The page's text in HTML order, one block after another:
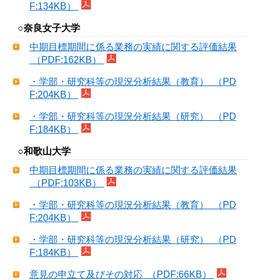
F:134KB）
○奈良女子大学
中期目標期間に係る業務の実績に関する評価結果
（PDF:162KB）
・学部・研究科等の現況分析結果（教育） （PD
F:204KB）
・学部・研究科等の現況分析結果（研究） （PD
F:184KB）
○和歌山大学
中期目標期間に係る業務の実績に関する評価結果
（PDF:103KB）
・学部・研究科等の現況分析結果（教育） （PD
F:204KB）
・学部・研究科等の現況分析結果（研究） （PD
F:184KB）
意見の申立て及びその対応 （PDF:66KB）